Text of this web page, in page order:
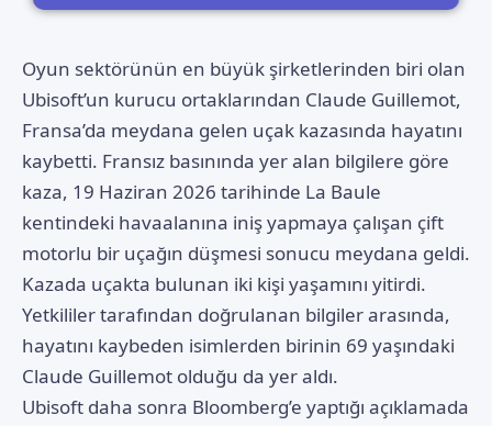
Oyun sektörünün en büyük şirketlerinden biri olan
Ubisoft’un kurucu ortaklarından Claude Guillemot,
Fransa’da meydana gelen uçak kazasında hayatını
kaybetti. Fransız basınında yer alan bilgilere göre
kaza, 19 Haziran 2026 tarihinde La Baule
kentindeki havaalanına iniş yapmaya çalışan çift
motorlu bir uçağın düşmesi sonucu meydana geldi.
Kazada uçakta bulunan iki kişi yaşamını yitirdi.
Yetkililer tarafından doğrulanan bilgiler arasında,
hayatını kaybeden isimlerden birinin 69 yaşındaki
Claude Guillemot olduğu da yer aldı.
Ubisoft daha sonra Bloomberg’e yaptığı açıklamada